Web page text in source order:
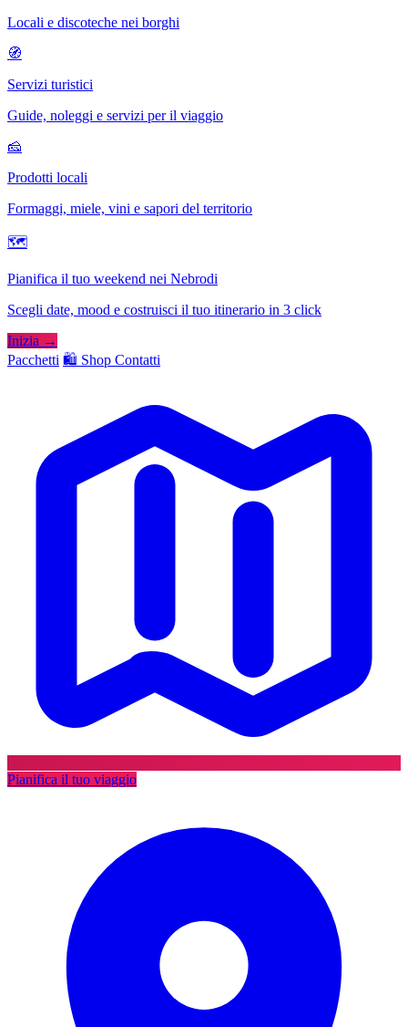
Locali e discoteche nei borghi
🧭
Servizi turistici
Guide, noleggi e servizi per il viaggio
🧀
Prodotti locali
Formaggi, miele, vini e sapori del territorio
🗺
Pianifica il tuo weekend nei Nebrodi
Scegli date, mood e costruisci il tuo itinerario in 3 click
Inizia →
Pacchetti 🛍️ Shop Contatti
Pianifica il tuo viaggio